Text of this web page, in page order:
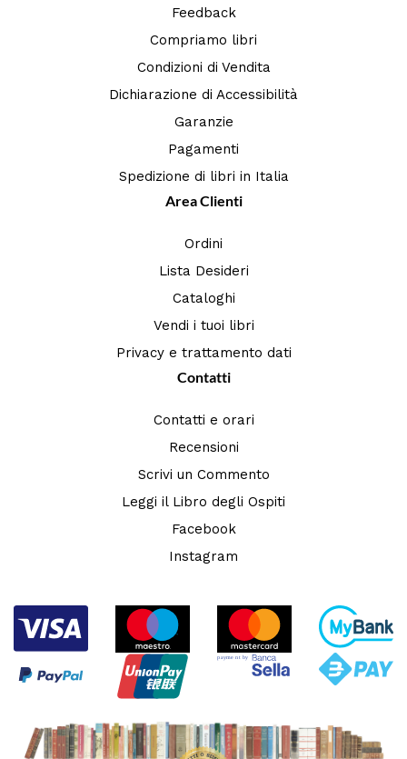
Feedback
Compriamo libri
Condizioni di Vendita
Dichiarazione di Accessibilità
Garanzie
Pagamenti
Spedizione di libri in Italia
Area Clienti
Ordini
Lista Desideri
Cataloghi
Vendi i tuoi libri
Privacy e trattamento dati
Contatti
Contatti e orari
Recensioni
Scrivi un Commento
Leggi il Libro degli Ospiti
Facebook
Instagram